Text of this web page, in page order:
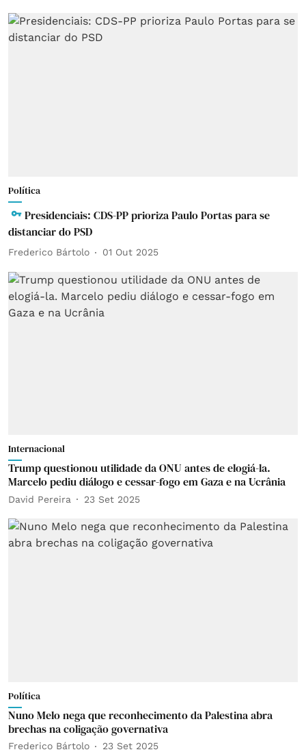
Política
Presidenciais: CDS-PP prioriza Paulo Portas para se
distanciar do PSD
Frederico Bártolo 01 Out 2025
Internacional
Trump questionou utilidade da ONU antes de elogiá-la.
Marcelo pediu diálogo e cessar-fogo em Gaza e na Ucrânia
David Pereira 23 Set 2025
Política
Nuno Melo nega que reconhecimento da Palestina abra
brechas na coligação governativa
Frederico Bártolo 23 Set 2025